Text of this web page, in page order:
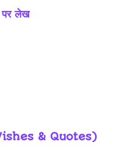
पर लेख
& Quotes)